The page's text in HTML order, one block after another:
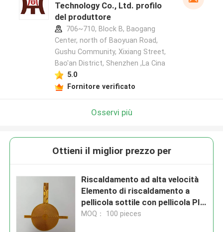
Technology Co., Ltd. profilo
del produttore
706~710, Block B, Baogang
Center, north of Baoyuan Road,
Gushu Community, Xixiang Street,
Bao'an District, Shenzhen ,La Cina
5.0
Fornitore verificato
Osservi più
Ottieni il miglior prezzo per
Riscaldamento ad alta velocità
Elemento di riscaldamento a
pellicola sottile con pellicola PI
0.1 mm - 1 mm Personalizzato
MOQ： 100 pieces